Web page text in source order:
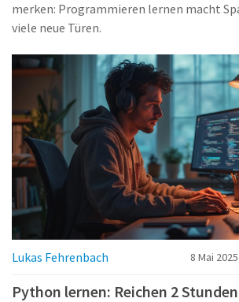
merken: Programmieren lernen macht
viele neue Türen.
Lukas Fehrenbach 8 Mai 2025
Python lernen: Reichen 2